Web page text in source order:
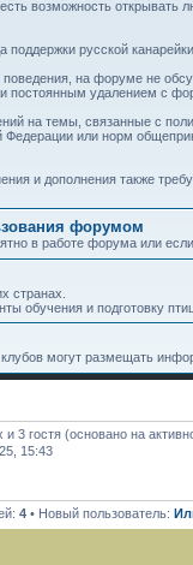
возможность
русской
на форуме не
постоянным удалением с
на темы, связанные с
Федерации или норм
и дополнения также
форумом
в работе форума или
странах.
обучения и подготовку
могут размещать
3 гостя (основано на
15:43
4 • Новый пользователь: